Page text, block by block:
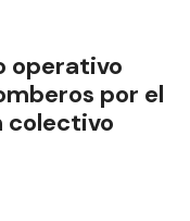
operativo
por el
colectivo